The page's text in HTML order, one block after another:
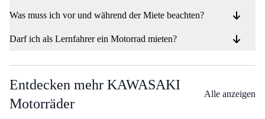
Was muss ich vor und während der Miete beachten?
Darf ich als Lernfahrer ein Motorrad mieten?
Entdecken mehr KAWASAKI
Motorräder
Alle anzeigen